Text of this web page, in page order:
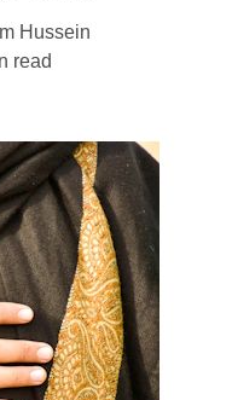
Hussein
read